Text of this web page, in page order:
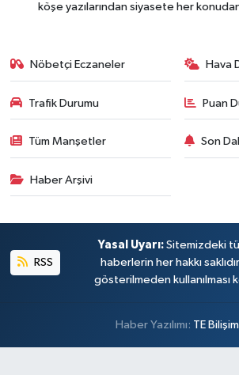
köşe yazılarından siyasete her
Nöbetçi Eczaneler Hava
Trafik Durumu Puan
Tüm Manşetler Son
Haber Arşivi
RSS
Yasal Uyarı: Sitemizdeki
haberlerin her hakkı
gösterilmeden kullanılması
Haber Yazılımı: TE Bilişim